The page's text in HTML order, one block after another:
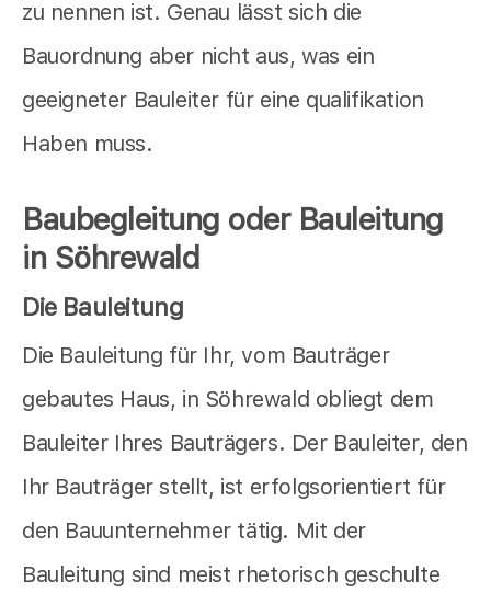
zu nennen ist. Genau lässt sich die
Bauordnung aber nicht aus, was ein
geeigneter Bauleiter für eine qualifikation
Haben muss.
Baubegleitung oder Bauleitung
in Söhrewald
Die Bauleitung
Die Bauleitung für Ihr, vom Bauträger
gebautes Haus, in Söhrewald obliegt dem
Bauleiter Ihres Bauträgers. Der Bauleiter, den
Ihr Bauträger stellt, ist erfolgsorientiert für
den Bauunternehmer tätig. Mit der
Bauleitung sind meist rhetorisch geschulte